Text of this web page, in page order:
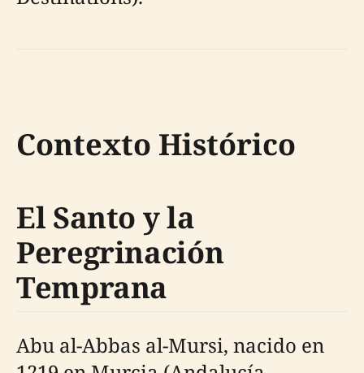
Contexto Histórico
El Santo y la
Peregrinación
Temprana
Abu al-Abbas al-Mursi, nacido en